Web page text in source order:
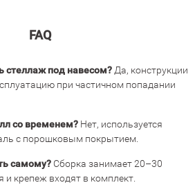
FAQ
стеллаж под навесом?Да, конструкции
при частичном попадании
со временем? Нет, используется
с порошковым покрытием.
самому? Сборка занимает 20–30
и крепеж входят в комплект.